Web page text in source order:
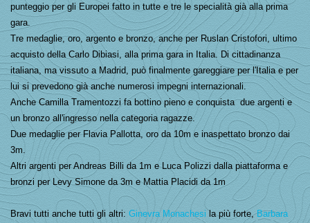
punteggio per gli Europei fatto in tutte e tre le specialità già alla prima
gara.
Tre medaglie, oro, argento e bronzo, anche per Ruslan Cristofori, ultimo
acquisto della Carlo Dibiasi, alla prima gara in Italia. Di cittadinanza
italiana, ma vissuto a Madrid, può finalmente gareggiare per l'Italia e per
lui si prevedono già anche numerosi impegni internazionali.
Anche Camilla Tramentozzi fa bottino pieno e conquista due argenti e
un bronzo all'ingresso nella categoria ragazze.
Due medaglie per Flavia Pallotta, oro da 10m e inaspettato bronzo dai
3m.
Altri argenti per Andreas Billi da 1m e Luca Polizzi dalla piattaforma e
bronzi per Levy Simone da 3m e Mattia Placidi da 1m
Bravi tutti anche tutti gli altri: Ginevra Monachesi la più forte,Barbara